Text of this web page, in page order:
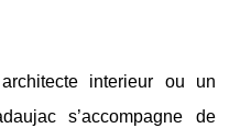
interieur ou un
s’accompagne de